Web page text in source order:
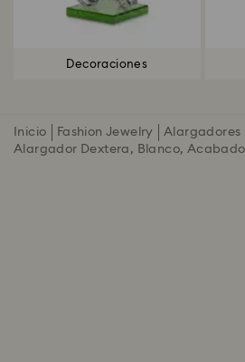
Decoraciones
Inicio Fashion Jewelry
Alargadores
Alargador Dextera, Blanco, Acabado